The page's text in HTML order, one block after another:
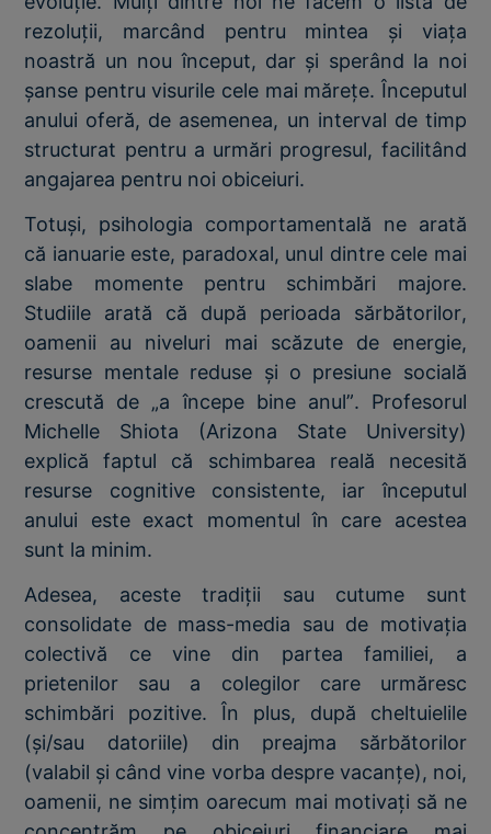
rezoluții, marcând pentru mintea și viața
noastră un nou început, dar și sperând la noi
șanse pentru visurile cele mai mărețe. Începutul
anului oferă, de asemenea, un interval de timp
structurat pentru a urmări progresul, facilitând
angajarea pentru noi obiceiuri.
Totuși, psihologia comportamentală ne arată
că ianuarie este, paradoxal, unul dintre cele mai
slabe momente pentru schimbări majore.
Studiile arată că după perioada sărbătorilor,
oamenii au niveluri mai scăzute de energie,
resurse mentale reduse și o presiune socială
crescută de „a începe bine anul”. Profesorul
Michelle Shiota (Arizona State University)
explică faptul că schimbarea reală necesită
resurse cognitive consistente, iar începutul
anului este exact momentul în care acestea
sunt la minim.
Adesea, aceste tradiții sau cutume sunt
consolidate de mass-media sau de motivația
colectivă ce vine din partea familiei, a
prietenilor sau a colegilor care urmăresc
schimbări pozitive. În plus, după cheltuielile
(și/sau datoriile) din preajma sărbătorilor
(valabil și când vine vorba despre vacanțe), noi,
oamenii, ne simțim oarecum mai motivați să ne